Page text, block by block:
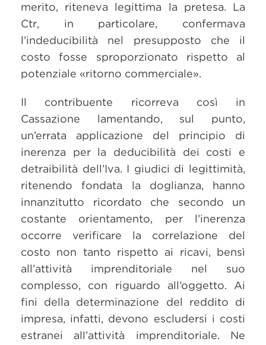
merito, riteneva legittima la pretesa. La
Ctr, in particolare, confermava
l’indeducibilità nel presupposto che il
costo fosse sproporzionato rispetto al
potenziale «ritorno commerciale».
Il contribuente ricorreva così in
Cassazione lamentando, sul punto,
un’errata applicazione del principio di
inerenza per la deducibilità dei costi e
detraibilità dell’Iva. I giudici di legittimità,
ritenendo fondata la doglianza, hanno
innanzitutto ricordato che secondo un
costante orientamento, per l’inerenza
occorre verificare la correlazione del
costo non tanto rispetto ai ricavi, bensì
all’attività imprenditoriale nel suo
complesso, con riguardo all’oggetto. Ai
fini della determinazione del reddito di
impresa, infatti, devono escludersi i costi
estranei all’attività imprenditoriale. Ne